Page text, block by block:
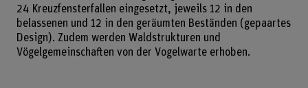
24 Kreuzfensterfallen eingesetzt, jeweils 12 in den
belassenen und 12 in den geräumten Beständen (gepaartes
Design). Zudem werden Waldstrukturen und
Vögelgemeinschaften von der Vogelwarte erhoben.